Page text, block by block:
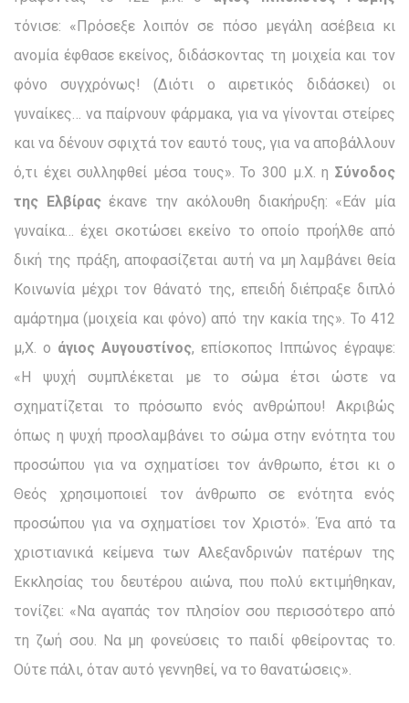
τόνισε: «Πρόσεξε λοιπόν σε πόσο μεγάλη ασέβεια κι
ανομία έφθασε εκείνος, διδάσκοντας τη μοιχεία και τον
φόνο συγχρόνως! (Διότι ο αιρετικός διδάσκει) οι
γυναίκες… να παίρνουν φάρμακα, για να γίνονται στείρες
και να δένουν σφιχτά τον εαυτό τους, για να αποβάλλουν
ό,τι έχει συλληφθεί μέσα τους». Το 300 μ.Χ. η Σύνοδος
της Ελβίραςέκανε την ακόλουθη διακήρυξη: «Εάν μία
γυναίκα… έχει σκοτώσει εκείνο το οποίο προήλθε από
δική της πράξη, αποφασίζεται αυτή να μη λαμβάνει θεία
Κοινωνία μέχρι τον θάνατό της, επειδή διέπραξε διπλό
αμάρτημα (μοιχεία και φόνο) από την κακία της». Το 412
μ,Χ. ο άγιος Αυγουστίνος, επίσκοπος Ιππώνος έγραψε:
«Η ψυχή συμπλέκεται με το σώμα έτσι ώστε να
σχηματίζεται το πρόσωπο ενός ανθρώπου! Ακριβώς
όπως η ψυχή προσλαμβάνει το σώμα στην ενότητα του
προσώπου για να σχηματίσει τον άνθρωπο, έτσι κι ο
Θεός χρη­σιμοποιεί τον άνθρωπο σε ενότητα ενός
προσώπου για να σχη­ματίσει τον Χριστό». Ένα από τα
χριστιανικά κείμενα των Αλεξανδρινών πατέρων της
Εκκλησίας του δευτέρου αιώνα, που πολύ εκτιμήθηκαν,
τονίζει: «Να αγαπάς τον πλησίον σου περισ­σότερο από
τη ζωή σου. Να μη φονεύσεις το παιδί φθείροντας το.
Ούτε πάλι, όταν αυτό γεννηθεί, να το θανατώσεις».